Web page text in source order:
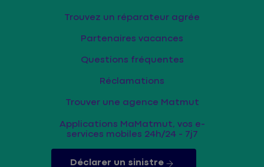
Trouvez un réparateur agrée
Partenaires vacances
Questions fréquentes
Réclamations
Trouver une agence Matmut
Applications MaMatmut, vos e-
services mobiles 24h/24 - 7j7
Déclarer un sinistre